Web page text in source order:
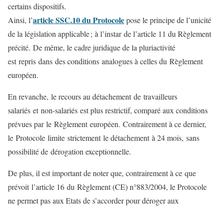
certains dispositifs.
Ainsi, l’article SSC.10 du Protocolepose le principe de l’unicité
de la législation applicable ; à l’instar de l’article 11 du Règlement
précité. De même, le cadre juridique de la pluriactivité
est repris dans des conditions analogues à celles du Règlement
européen.
En revanche, le recours au détachement de travailleurs
salariés et non-salariés est plus restrictif, comparé aux conditions
prévues par le Règlement européen. Contrairement à ce dernier,
le Protocole limite strictement le détachement à 24 mois, sans
possibilité de dérogation exceptionnelle.
De plus, il est important de noter que, contrairement à ce que
prévoit l’article 16 du Règlement (CE) n°883/2004, le Protocole
ne permet pas aux Etats de s’accorder pour déroger aux